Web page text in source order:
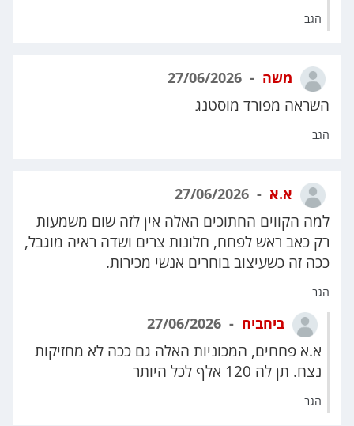
הגב
משה
השראה מפורד מוסטנג
הגב
א.א
למה הקווים החתוכים האלה אין לזה שום משמעות
רק כאב ראש לפחח, חלונות צרים ושדה ראיה מוגבל,
ככה זה כשעיצוב בוחרים אנשי מכירות.
הגב
ביחביח
א.א פחחים, המכוניות האלה גם ככה לא מחזיקות
נצח. תן לה 120 אלף לכל היותר
הגב